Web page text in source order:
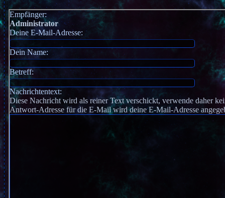
Empfänger:
Administrator
Deine E-Mail-Adresse:
Dein Name:
Betreff:
Nachrichtentext:
Diese Nachricht wird als reiner Text verschickt, verwende daher
Antwort-Adresse für die E-Mail wird deine E-Mail-Adresse